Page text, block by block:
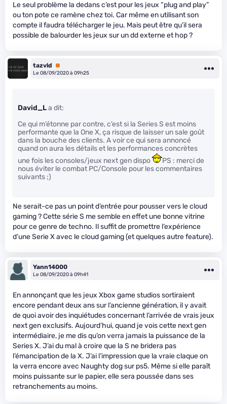
Le seul problème la dedans c’est pour les jeux “plug and play”
ou ton pote ce ramène chez toi. Car même en utilisant son
compte il faudra télécharger le jeu. Mais peut être qu’il sera
possible de balourder les jeux sur un dd externe et hop ?
tazvld
Premium
Le 08/09/2020 à 09h25
David_La dit:
Ce qui m’étonne par contre, c’est si la Series S est moins
performante que la One X, ça risque de laisser un sale goût
dans la bouche des clients. A voir ce qui sera annoncé
quand on aura les détails et les performances concrètes
une fois les consoles/jeux next gen dispo
PS : merci de
nous éviter le combat PC/Console pour les commentaires
suivants ;)
Ne serait-ce pas un point d’entrée pour pousser vers le cloud
gaming ? Cette série S me semble en effet une bonne vitrine
pour ce genre de techno. Il suffit de promettre l’expérience
d’une Serie X avec le cloud gaming (et quelques autre feature).
Yann14000
Le 08/09/2020 à 09h41
En annonçant que les jeux Xbox game studios sortiraient
encore pendant deux ans sur l’ancienne génération, il y avait
de quoi avoir des inquiétudes concernant l’arrivée de vrais jeux
next gen exclusifs. Aujourd’hui, quand je vois cette next gen
intermédiaire, je me dis qu’on verra jamais la puissance de la
Series X. J’ai du mal à croire que la S ne bridera pas
l’émancipation de la X. J’ai l’impression que la vraie claque on
la verra encore avec Naughty dog sur ps5. Même si elle paraît
moins puissante sur le papier, elle sera poussée dans ses
retranchements au moins.